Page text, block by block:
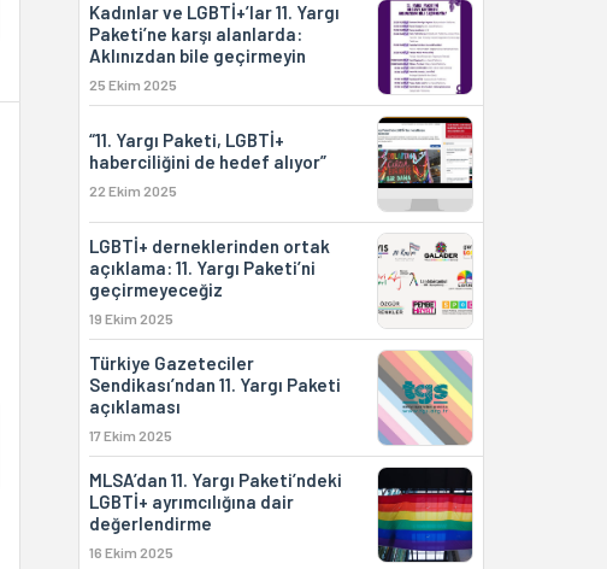
Kadınlar ve LGBTİ+’lar 11. Yargı
Paketi’ne karşı alanlarda:
Aklınızdan bile geçirmeyin
25 Ekim 2025
“11. Yargı Paketi, LGBTİ+
haberciliğini de hedef alıyor”
22 Ekim 2025
LGBTİ+ derneklerinden ortak
açıklama: 11. Yargı Paketi’ni
geçirmeyeceğiz
19 Ekim 2025
Türkiye Gazeteciler
Sendikası’ndan 11. Yargı Paketi
açıklaması
17 Ekim 2025
MLSA’dan 11. Yargı Paketi’ndeki
LGBTİ+ ayrımcılığına dair
değerlendirme
16 Ekim 2025